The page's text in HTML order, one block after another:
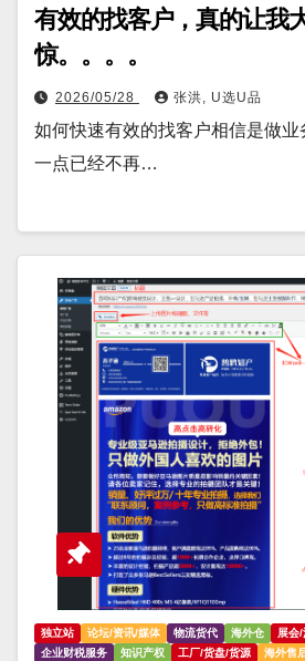
有效的找客户，真的让我
惊。。。。
2026/05/28 张洪, U选U品
如何快速有效的找客户相信是做
一点已经不再…
独立站 论坛/资讯/媒体 物流货代 海外仓 展会
企业财税服务
知识产权 工厂/货盘/货源 海外售